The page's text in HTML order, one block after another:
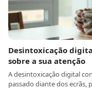
Desintoxicação
sobre a sua atenção
A desintoxicação digital
passado diante dos ecrãs,